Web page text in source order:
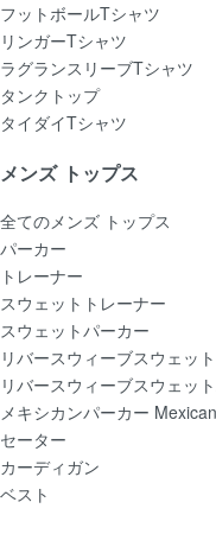
フットボールTシャツ
リンガーTシャツ
ラグランスリーブTシャツ
タンクトップ
タイダイTシャツ
メンズ トップス
全てのメンズ トップス
パーカー
トレーナー
スウェットトレーナー
スウェットパーカー
リバースウィーブスウェット
リバースウィーブスウェッ
メキシカンパーカー
セーター
カーディガン
ベスト